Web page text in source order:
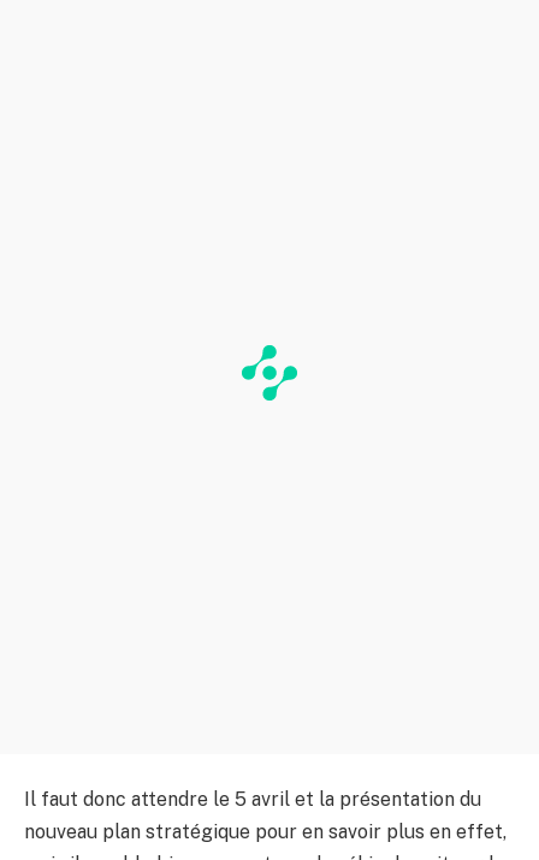
Il faut donc attendre le 5 avril et la présentation du
nouveau plan stratégique pour en savoir plus en effet,